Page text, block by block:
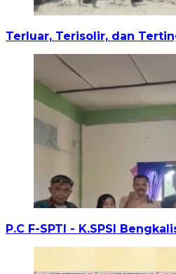
Terluar, Terisolir, dan
P.C F-SPTI - K.SPSI